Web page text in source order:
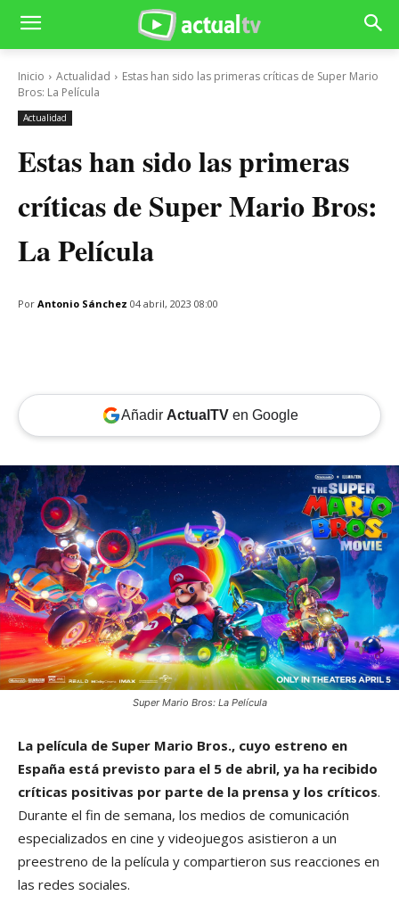
Inicio Actualidad
Estas han sido las primeras críticas de Super Mario
Bros: La Película
Actualidad
Estas han sido las primeras
críticas de Super Mario Bros:
La Película
Por Antonio Sánchez 04 abril, 2023 08:00
Añadir ActualTVen Google
Super Mario Bros: La Película
La película de Super Mario Bros., cuyo estreno en
España está previsto para el 5 de abril, ya ha recibido
críticas positivas por parte de la prensa y los críticos.
Durante el fin de semana, los medios de comunicación
especializados en cine y videojuegos asistieron a un
preestreno de la película y compartieron sus reacciones en
las redes sociales.